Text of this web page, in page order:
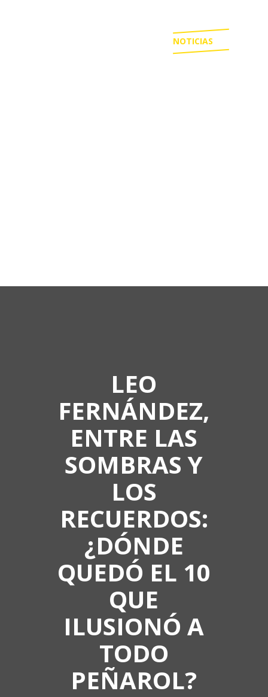
NOTICIAS
LEO
FERNÁNDEZ,
ENTRE LAS
SOMBRAS Y
LOS
RECUERDOS:
¿DÓNDE
QUEDÓ EL 10
QUE
ILUSIONÓ A
TODO
PEÑAROL?